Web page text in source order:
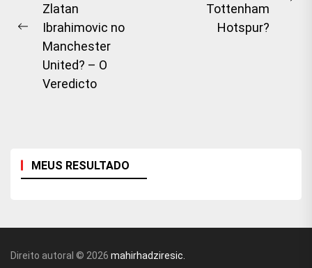
artigos
Previous
post:
Zlatan
Ibrahimovic no
Manchester
United? – O
Veredicto
Tottenham
Hotspur?
MEUS RESULTADO
Direito autoral © 2026 mahirhadziresic.